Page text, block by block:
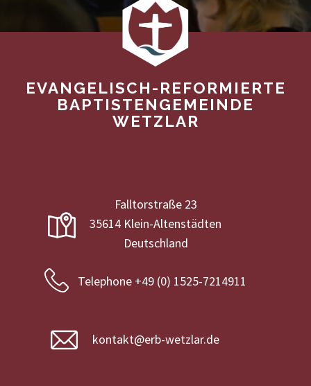
EVANGELISCH-REFORMIERTE
BAPTISTENGEMEINDE
WETZLAR
Falltorstraße 23
35614 Klein-Altenstädten
Deutschland
Telephone +49 (0) 1525-7214911
kontakt@erb-wetzlar.de